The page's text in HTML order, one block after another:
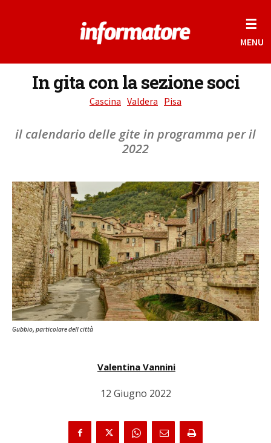
☰
MENU
In gita con la sezione soci
Cascina Valdera Pisa
il calendario delle gite in programma per il
2022
Gubbio, particolare dell città
Valentina Vannini
12 Giugno 2022